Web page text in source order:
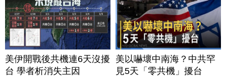
美伊開戰後共機連6天沒擾
台 學者析消失主因
美以嚇壞中南海？中共罕
見5天「零共機」擾台